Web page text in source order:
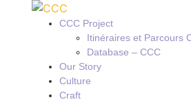
CCC Project
Itinéraires et Parcours
Database – CCC
Our Story
Culture
Craft